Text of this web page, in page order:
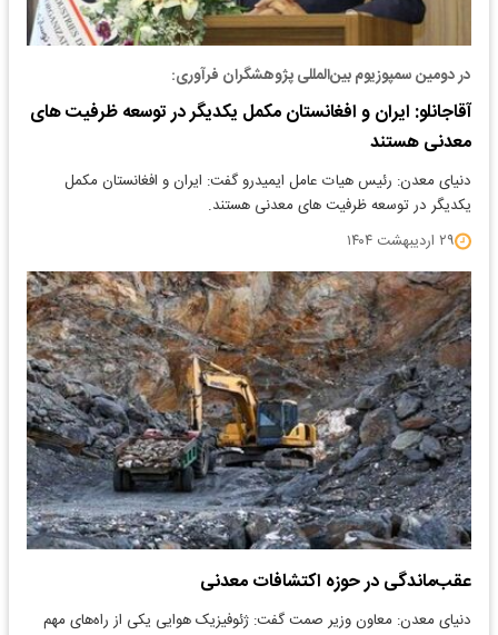
در دومین سمپوزیوم بین‌المللی پژوهشگران فرآوری:
آقاجانلو: ایران و افغانستان مکمل یکدیگر در توسعه ظرفیت های
معدنی هستند
دنیای معدن: رئیس هیات عامل ایمیدرو گفت: ایران و افغانستان مکمل
یکدیگر در توسعه ظرفیت های معدنی هستند.
۲۹ اردیبهشت ۱۴۰۴
عقب‌ماندگی در حوزه اکتشافات معدنی
دنیای معدن: معاون وزیر صمت گفت: ژئوفیزیک هوایی یکی از راه‌های مهم